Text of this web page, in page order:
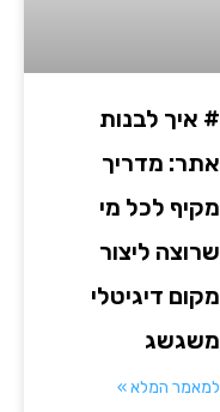
# איך לבנות
אתר: מדריך
מקיף לכל מי
שרוצה ליצור
מקום דיגיטלי
משגשג
למאמר המלא »